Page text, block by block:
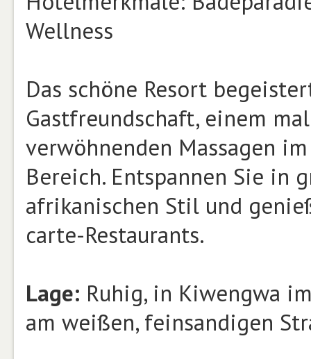
Wellness
Das schöne Resort
Gastfreundschaft, einem
verwöhnenden Massagen
Bereich. Entspannen Sie in
afrikanischen Stil und
carte-Restaurants.
Lage: Ruhig, in Kiwengwa
am weißen, feinsandigen